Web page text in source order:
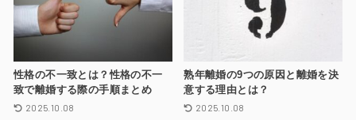
性格の不一致とは？性格の不一
致で離婚する際の手順まとめ
2025.10.08
熟年離婚の9つの原因と離婚を決
意する理由とは？
2025.10.08